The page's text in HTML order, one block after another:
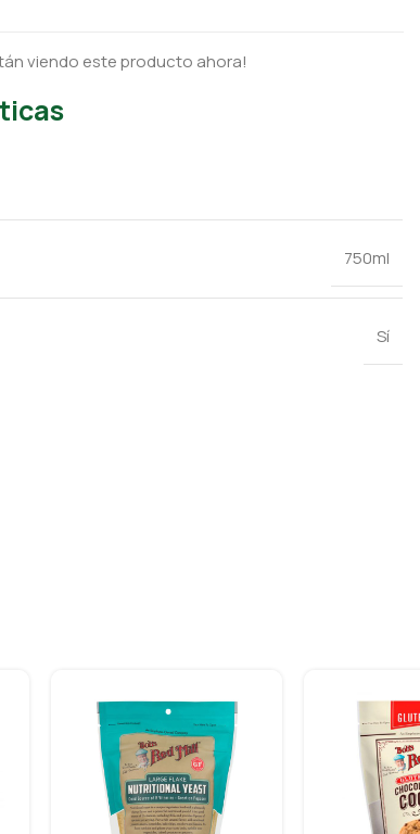
viendo este producto ahora!
750ml
Sí